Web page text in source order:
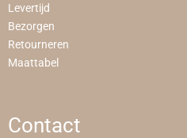
Levertijd
Bezorgen
Retourneren
Maattabel
Contact